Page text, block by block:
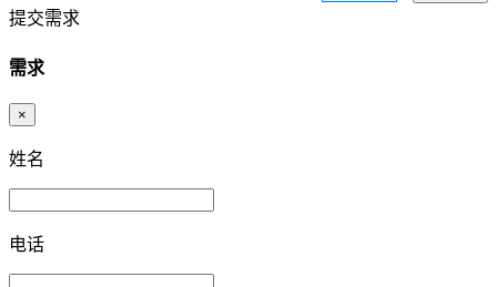
提交需求
需求
×
姓名
电话